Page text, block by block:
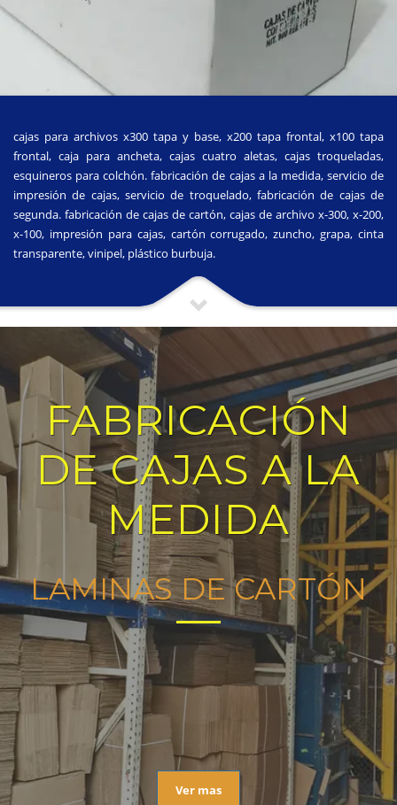
cajas para archivos x300 tapa y base, x200 tapa frontal, x100 tapa
frontal, caja para ancheta, cajas cuatro aletas, cajas troqueladas,
esquineros para colchón. fabricación de cajas a la medida, servicio de
impresión de cajas, servicio de troquelado, fabricación de cajas de
segunda. fabricación de cajas de cartón, cajas de archivo x-300, x-200,
x-100, impresión para cajas, cartón corrugado, zuncho, grapa, cinta
transparente, vinipel, plástico burbuja.
FABRICACIÓN
DE CAJAS A LA
MEDIDA
LAMINAS DE CARTÓN
Ver mas